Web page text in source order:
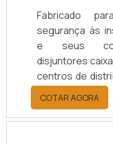
Fabricado
segurança às
e seus
disjuntores
centros de
máquinas e
tipos e
COTAR AGORA